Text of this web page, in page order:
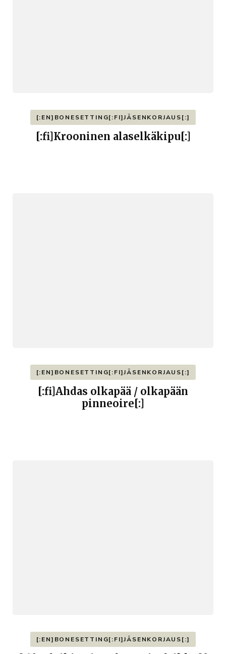
[:EN]BONESETTING[:FI]JÄSENKORJAUS[:]
[:fi]Krooninen alaselkäkipu[:]
[:EN]BONESETTING[:FI]JÄSENKORJAUS[:]
[:fi]Ahdas olkapää / olkapään
pinneoire[:]
[:EN]BONESETTING[:FI]JÄSENKORJAUS[:]